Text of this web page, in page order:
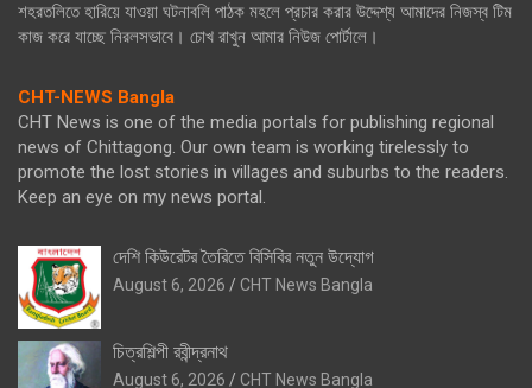
শহরতলিতে হারিয়ে যাওয়া ঘটনাবলি পাঠক মহলে প্রচার করার উদ্দেশ্য আমাদের নিজস্ব টিম
কাজ করে যাচ্ছে নিরলসভাবে। চোখ রাখুন আমার নিউজ পোর্টালে।
CHT-NEWS Bangla
CHT News is one of the media portals for publishing regional
news of Chittagong. Our own team is working tirelessly to
promote the lost stories in villages and suburbs to the readers.
Keep an eye on my news portal.
দেশি কিউরেটর তৈরিতে বিসিবির নতুন উদ্যোগ
August 6, 2026 CHT News Bangla
চিত্রশিল্পী রবীন্দ্রনাথ
August 6, 2026 CHT News Bangla